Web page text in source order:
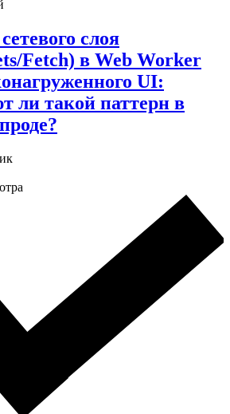
слоя
Fetch) в Web Worker
UI:
ли такой паттерн в